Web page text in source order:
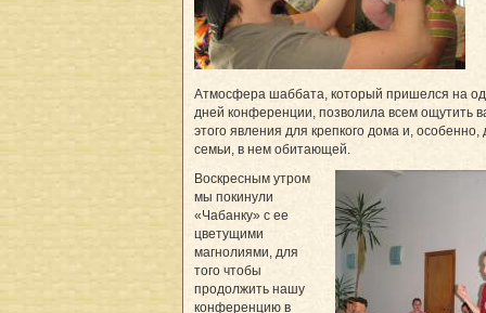
Атмосфера шаббата, который пришелся на
дней конференции, позволила всем ощутить
этого явления для крепкого дома и, особенно,
семьи, в нем обитающей.
Воскресным утром
мы покинули
«Чабанку» с ее
цветущими
магнолиями, для
того чтобы
продолжить нашу
конференцию в